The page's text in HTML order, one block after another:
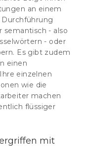
an einem
semantisch - also
- oder
Es gibt zudem
einen
einzelnen
wie die
machen
flüssiger
mit